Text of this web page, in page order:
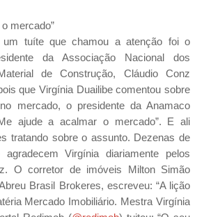
mercado”
um tuíte que chamou a atenção foi o
da Associação Nacional dos
de Construção, Cláudio Conz
que Virgínia Duailibe comentou sobre
mercado, o presidente da Anamaco
ajude a acalmar o mercado”. E ali
tratando sobre o assunto. Dezenas de
Virgínia diariamente pelos
O corretor de imóveis Milton Simão
Brasil Brokeres, escreveu: “A lição
Mercado Imobiliário. Mestra Virgínia